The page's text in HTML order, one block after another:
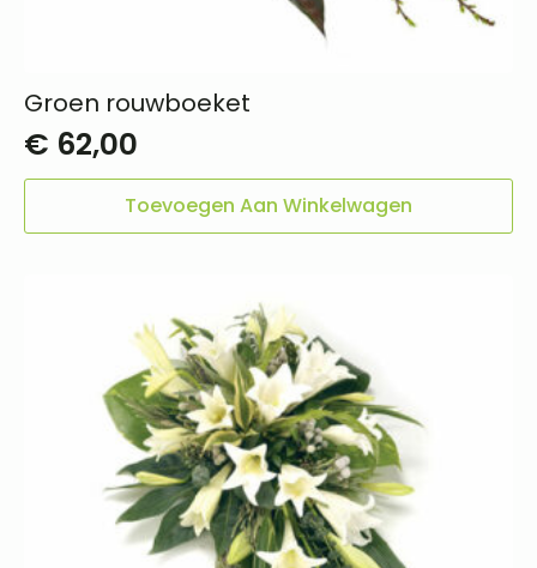
Groen rouwboeket
€ 62,00
Toevoegen Aan Winkelwagen